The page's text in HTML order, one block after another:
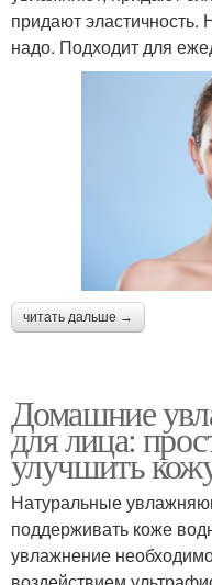
придают эластичность.
надо. Подходит для
читать дальше →
Домашние
для лица:
улучшить
Натуральные
поддерживать коже
увлажнение